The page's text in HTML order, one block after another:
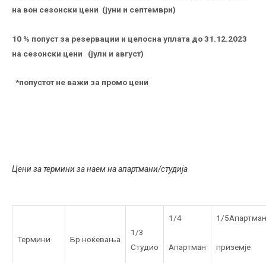
на вон сезонски цени (јуни и септември)
10 % попуст за резервации и целосна уплата до 31.12.2023
на сезонски цени (јули и август)
*попустот не важи за промо цени
Цени за термини за наем на апартмани/студија
Термини Бр.ноќевања
1/3
Студио
1/4
Апартман
1/5Апартман
приземје